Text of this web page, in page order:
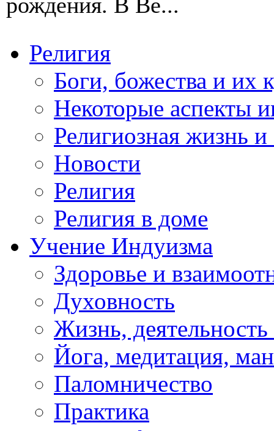
Религия
Боги, божества и их
Некоторые аспекты
Религиозная жизнь
Новости
Религия
Религия в доме
Учение Индуизма
Здоровье и
Духовность
Жизнь, деятельность
Йога, медитация,
Паломничество
Практика